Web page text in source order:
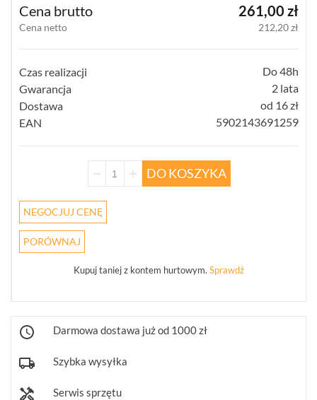
TRANSMISJA,
Y
WIEŻE
MOBILNE
LICENCJE
MANAGER
NOWOŚCI
(102)
PROMOCJE
(74)
KONFIGURATOR
Informacje
Cena brutto 261,00 zł
Cena netto 212,20 zł
Czas realizacji
Do 48h
Gwarancja
2 lata
Dostawa
od 16 zł
EAN
5902143691259
DO KOSZYKA
NEGOCJUJ CENĘ
PORÓWNAJ
Kupuj taniej z kontem hurtowym. Sprawdź
Darmowa dostawa już od 1000 zł
Szybka wysyłka
Serwis sprzętu